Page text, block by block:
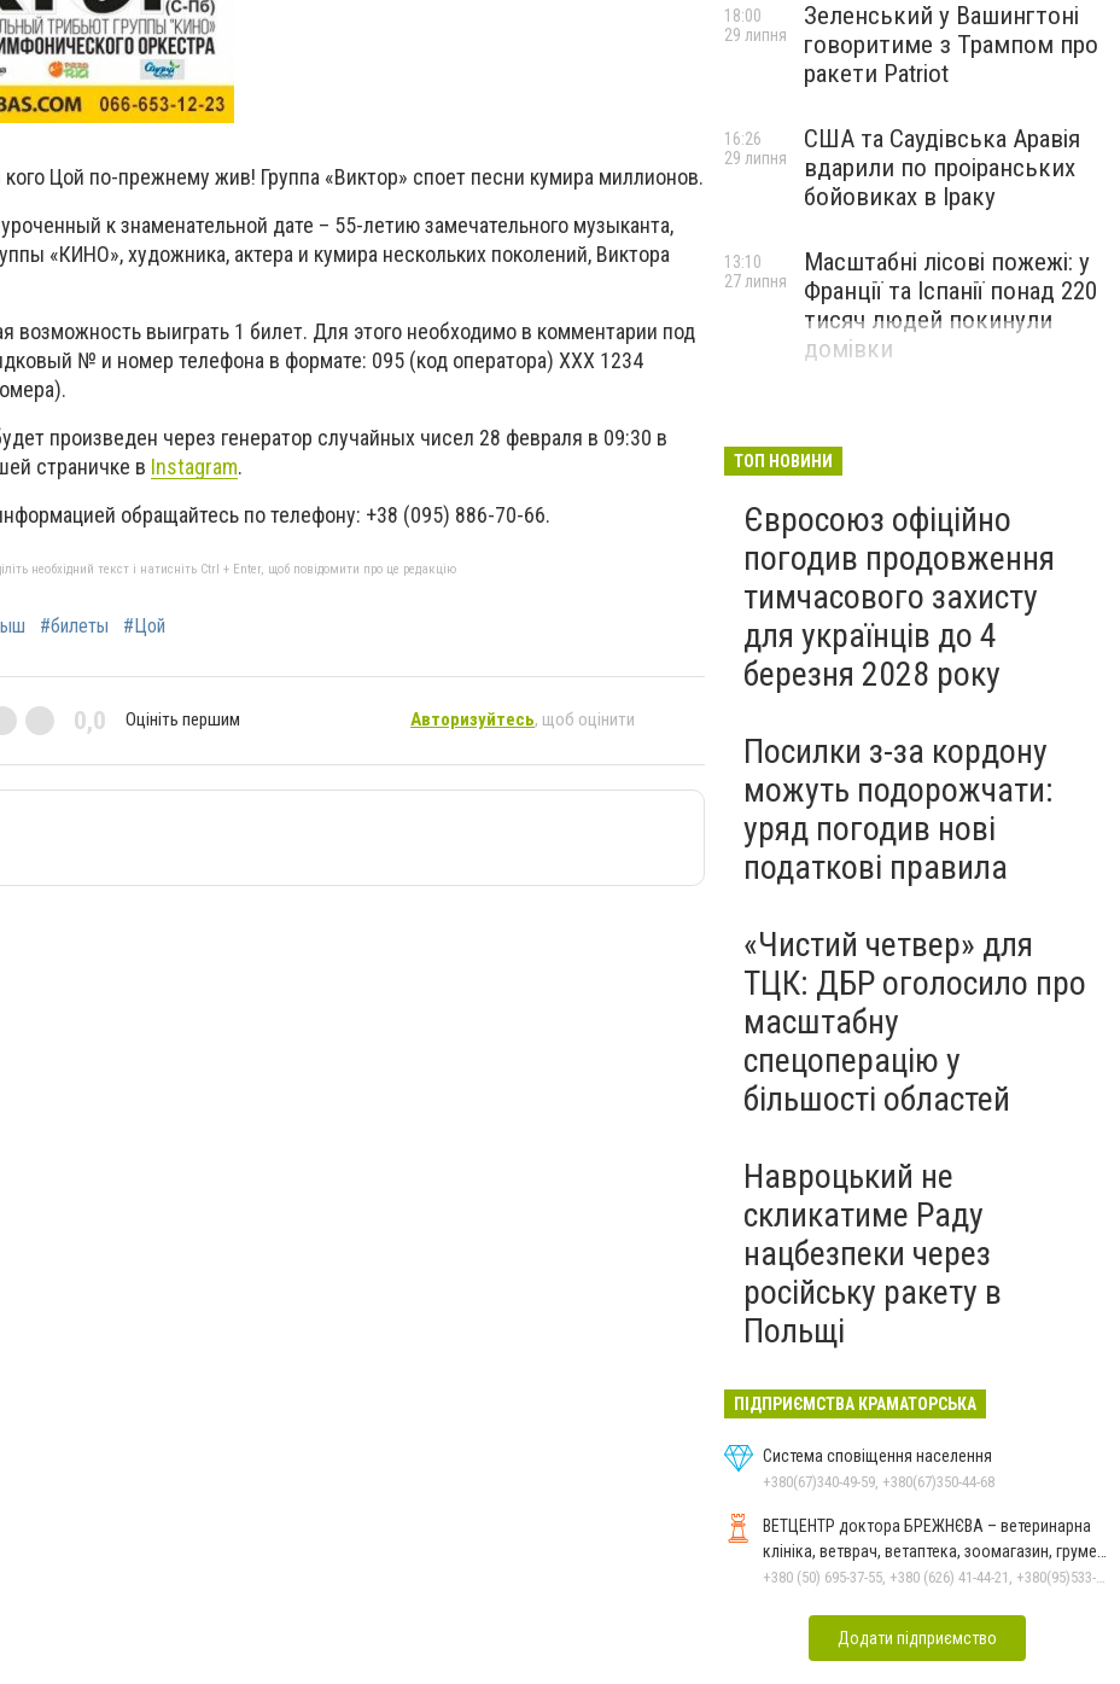
кого Цой по-прежнему жив! Группа «Виктор» споет песни кумира миллионов.
к знаменательной дате – 55-летию замечательного музыканта,
«КИНО», художника, актера и кумира нескольких поколений, Виктора
возможность выиграть 1 билет. Для этого необходимо в комментарии под
№ и номер телефона в формате: 095 (код оператора) ХХХ 1234
произведен через генератор случайных чисел 28 февраля в 09:30 в
страничке в Instagram.
обращайтесь по телефону: +38 (095) 886-70-66.
необхідний текст і натисніть Ctrl + Enter, щоб повідомити про це редакцію
#билеты #Цой
0,0 Оцініть першим Авторизуйтесь, щоб оцінити
Зеленський у Вашингтоні
говоритиме з Трампом про
ракети Patriot
18:00
29 липня
США та Саудівська Аравія
вдарили по проіранських
бойовиках в Іраку
16:26
29 липня
Масштабні лісові пожежі: у
Франції та Іспанії понад 220
тисяч людей покинули
домівки
13:10
27 липня
ТОП НОВИНИ
Євросоюз офіційно
погодив продовження
тимчасового захисту
для українців до 4
березня 2028 року
Посилки з-за кордону
можуть подорожчати:
уряд погодив нові
податкові правила
«Чистий четвер» для
ТЦК: ДБР оголосило про
масштабну
спецоперацію у
більшості областей
Навроцький не
скликатиме Раду
нацбезпеки через
російську ракету в
Польщі
ПІДПРИЄМСТВА КРАМАТОРСЬКА
Система сповіщення населення
+380(67)340-49-59, +380(67)350-44-68
ВЕТЦЕНТР доктора БРЕЖНЄВА – ветеринарна
клініка, ветврач, ветаптека, зоомагазин, грумер,
стрижки.
+380 (50) 695-37-55, +380 (626) 41-44-21, +380(95)533-90-03
Додати підприємство